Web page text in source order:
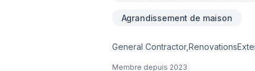
Agrandissement de maison
General
Membre depuis 2023